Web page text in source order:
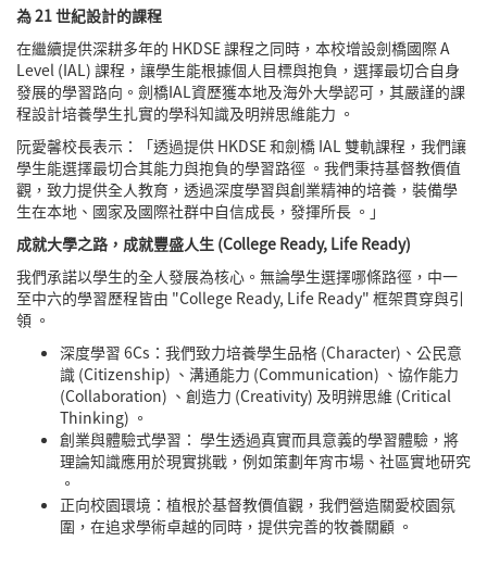
為21世紀設計的課程
在繼續提供深耕多年的 HKDSE 課程之同時，本校增設劍橋國際 A
Level (IAL) 課程，讓學生能根據個人目標與抱負，選擇最切合自身
發展的學習路向。劍橋IAL資歷獲本地及海外大學認可，其嚴謹的課
程設計培養學生扎實的學科知識及明辨思維能力 。
阮愛馨校長表示：「透過提供 HKDSE 和劍橋 IAL 雙軌課程，我們讓
學生能選擇最切合其能力與抱負的學習路徑 。我們秉持基督教價值
觀，致力提供全人教育，透過深度學習與創業精神的培養，裝備學
生在本地、國家及國際社群中自信成長，發揮所長 。」
成就大學之路，成就豐盛人生 (College Ready, Life Ready)
我們承諾以學生的全人發展為核心。無論學生選擇哪條路徑，中一
至中六的學習歷程皆由 "College Ready, Life Ready" 框架貫穿與引
領 。
深度學習 6Cs：我們致力培養學生品格 (Character)、公民意
識 (Citizenship) 、溝通能力 (Communication) 、協作能力
(Collaboration) 、創造力 (Creativity) 及明辨思維 (Critical
Thinking) 。
創業與體驗式學習： 學生透過真實而具意義的學習體驗，將
理論知識應用於現實挑戰，例如策劃年宵市場、社區實地研究
。
正向校園環境：植根於基督教價值觀，我們營造關愛校園氛
圍，在追求學術卓越的同時，提供完善的牧養關顧 。